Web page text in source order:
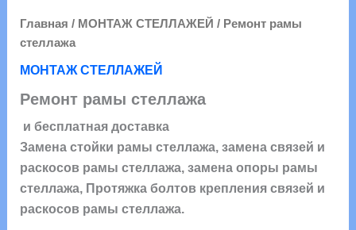
МОНТАЖ СТЕЛЛАЖЕЙ
Замена стойки рамы стеллажа, замена связей и
раскосов рамы стеллажа, замена опоры рамы
стеллажа, Протяжка болтов крепления связей и
раскосов рамы стеллажа.
Категория: МОНТАЖ СТЕЛЛАЖЕЙ